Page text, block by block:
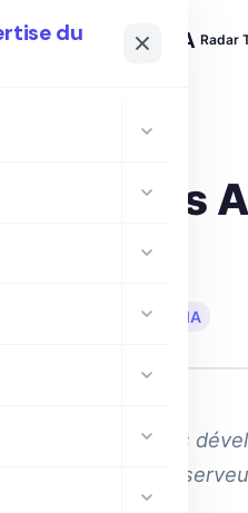
du web et de l'IA Radar
du
des
⏱ 8 min de lecture· IA
évolution pour les
et intégration